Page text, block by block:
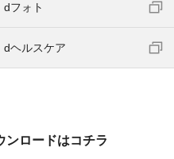
dフォト
dヘルスケア
ンロードはコチラ